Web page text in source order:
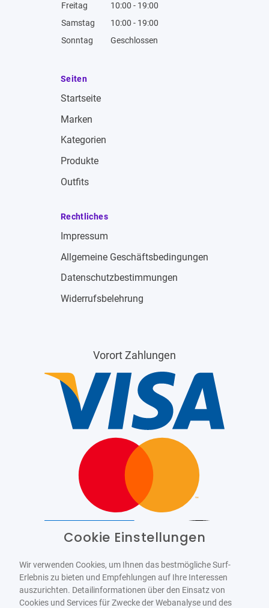
Freitag
10:00 - 19:00
Samstag
10:00 - 19:00
Sonntag
Geschlossen
Seiten
Startseite
Marken
Kategorien
Produkte
Outfits
Rechtliches
Impressum
Allgemeine Geschäftsbedingungen
Datenschutzbestimmungen
Widerrufsbelehrung
Vorort Zahlungen
WCAG-2.1-AA
Cookie Einstellungen
Wir verwenden Cookies, um Ihnen das bestmögliche Surf-
Erlebnis zu bieten und Empfehlungen auf Ihre Interessen
auszurichten. Detailinformationen über den Einsatz von
Cookies und Services für Zwecke der Webanalyse und des